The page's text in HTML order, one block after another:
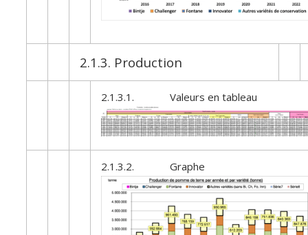
2.1.3. Production
2.1.3.1. Valeurs en tableau
2.1.3.2. Graphe